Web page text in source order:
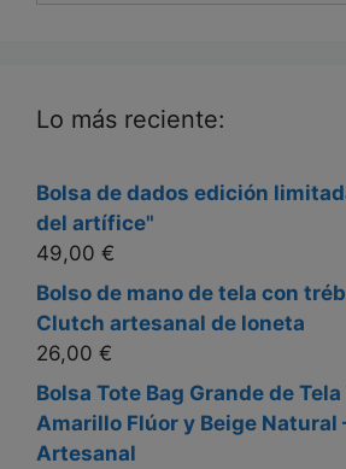
Lo más reciente:
Bolsa de dados edición
del artífice"
49,00 €
Bolso de mano de tela con
Clutch artesanal de loneta
26,00 €
Bolsa Tote Bag Grande de
Amarillo Flúor y Beige Natural
Artesanal